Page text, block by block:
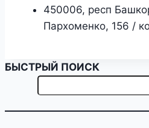
450006, респ
Пархоменко, 156 /
БЫСТРЫЙ ПОИСК